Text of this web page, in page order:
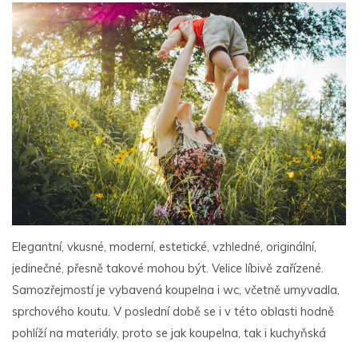
Elegantní, vkusné, moderní, estetické, vzhledné, originální,
jedinečné, přesně takové mohou být. Velice líbivě zařízené.
Samozřejmostí je vybavená koupelna i wc, včetně umyvadla,
sprchového koutu. V poslední době se i v této oblasti hodně
pohlíží na materiály, proto se jak koupelna, tak i kuchyňská